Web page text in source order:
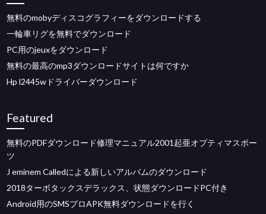
無料のmobyディスコグラフィーをダウンロードする
一輪車リグを無料でダウンロード
PC用のjeuxをダウンロード
無料の最高のmp3ダウンロードサイトは何ですか
Hp l2445wドライバーダウンロード
Featured
無料のPDFダウンロード修理マニュアル2001起亜オプティマスポー
ツ
J eminem Calledによる新しいアルバムのダウンロード
2018ターボタックスデラックス、状態ダウンロードPC付き
Android用のSMSプロAPK無料ダウンロードを行く